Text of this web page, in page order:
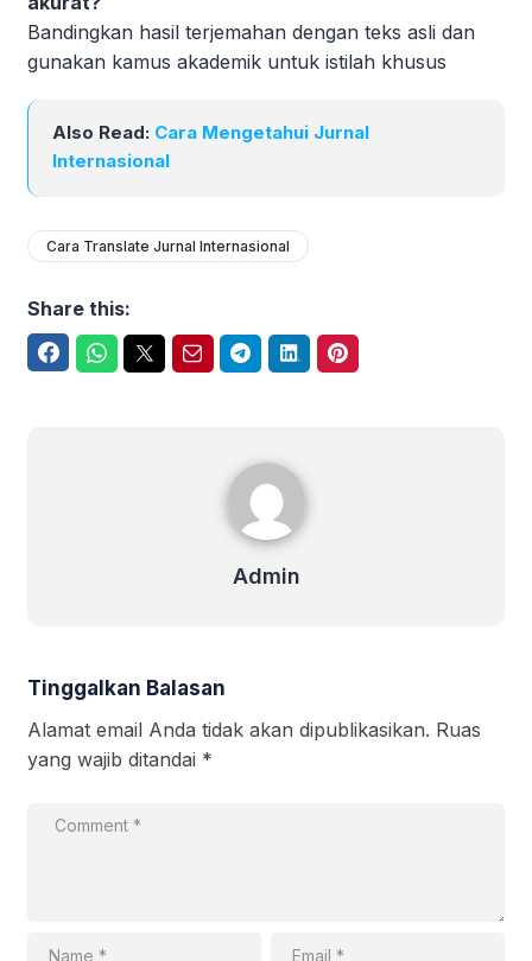
Bandingkan hasil terjemahan dengan teks asli dan
gunakan kamus akademik untuk istilah khusus
Also Read: Cara Mengetahui Jurnal
Internasional
Cara Translate Jurnal Internasional
Share this:
Admin
Tinggalkan Balasan
Alamat email Anda tidak akan dipublikasikan. Ruas
yang wajib ditandai *